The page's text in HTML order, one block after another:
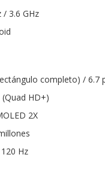
/ 3.6 GHz
completo) / 6.7
HD+)
2X
Hz